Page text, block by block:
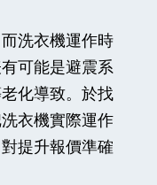
洗衣機運作時
可能是避震系
化導致。於找
衣機實際運作
提升報價準確